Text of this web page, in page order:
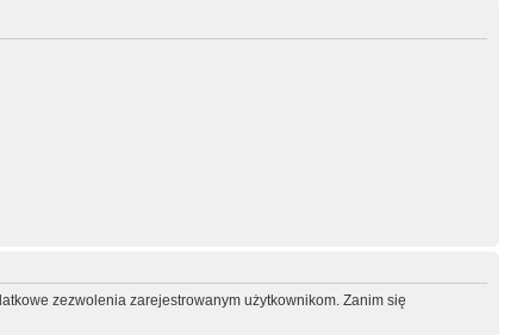
zezwolenia zarejestrowanym użytkownikom. Zanim się